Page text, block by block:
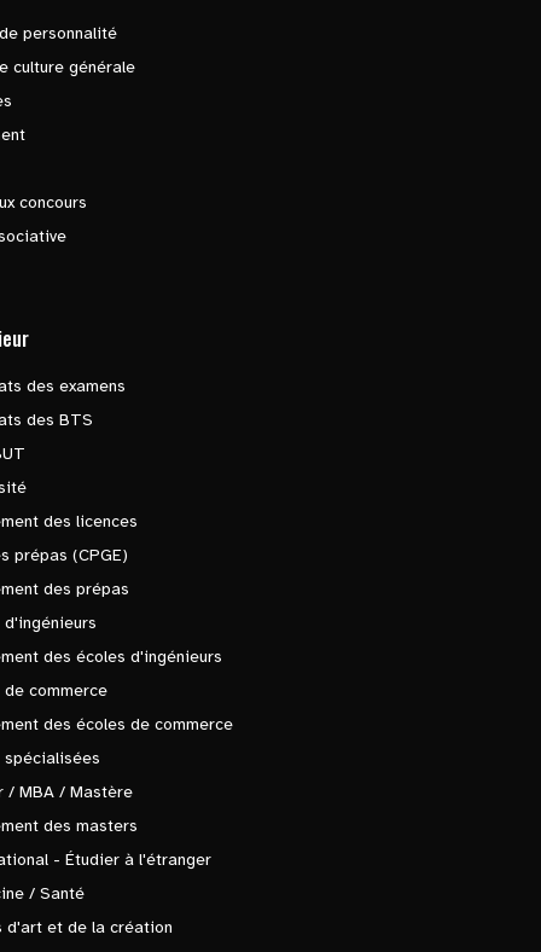
personnalité
culture générale
concours
des examens
des BTS
des licences
prépas (CPGE)
des prépas
d'ingénieurs
des écoles d'ingénieurs
de commerce
des écoles de commerce
spécialisées
/ MBA / Mastère
des masters
- Étudier à l'étranger
/ Santé
d'art et de la création